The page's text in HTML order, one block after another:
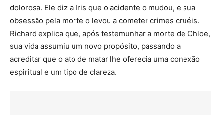
dolorosa. Ele diz a Iris que o acidente o mudou, e sua
obsessão pela morte o levou a cometer crimes cruéis.
Richard explica que, após testemunhar a morte de Chloe,
sua vida assumiu um novo propósito, passando a
acreditar que o ato de matar lhe oferecia uma conexão
espiritual e um tipo de clareza.